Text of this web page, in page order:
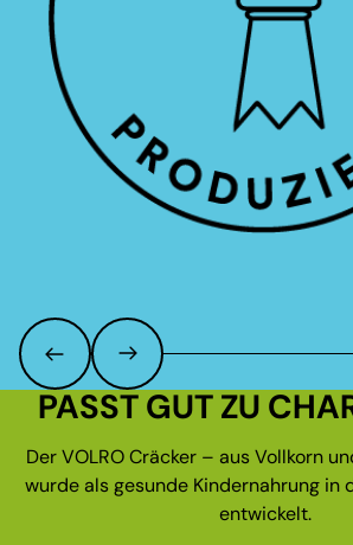
PASST GUT ZU
Der VOLRO Cräcker – aus Vollkorn
wurde als gesunde Kindernahrung in
entwickelt.